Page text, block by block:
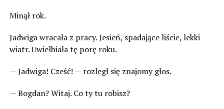
Minął rok.
Jadwiga wracała z pracy. Jesień, spadające liście, lekki
wiatr. Uwielbiała tę porę roku.
— Jadwiga! Cześć! — rozległ się znajomy głos.
— Bogdan? Witaj. Co ty tu robisz?